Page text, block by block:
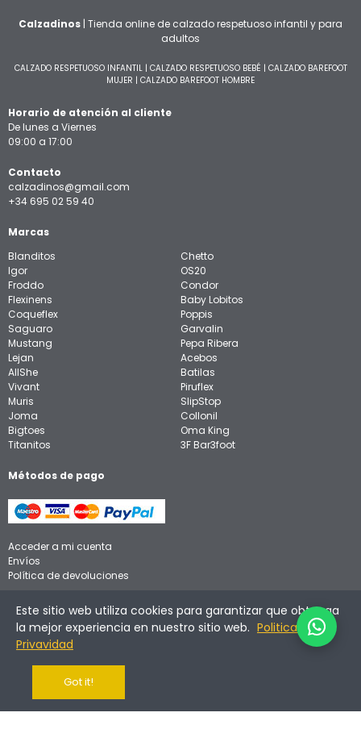
Calzadinos | Tienda online de calzado respetuoso infantil y para
adultos
CALZADO RESPETUOSO INFANTIL| CALZADO RESPETUOSO BEBÉ | CALZADO BAREFOOT
MUJER | CALZADO BAREFOOT HOMBRE
Horario de atención al cliente
De lunes a Viernes
09:00 a 17:00
Contacto
calzadinos@gmail.com
+34 695 02 59 40
Marcas
Blanditos
Igor
Froddo
Flexinens
Coqueflex
Saguaro
Mustang
Lejan
AllShe
Vivant
Muris
Joma
Bigtoes
Titanitos
Chetto
OS20
Condor
Baby Lobitos
Poppis
Garvalin
Pepa Ribera
Acebos
Batilas
Piruflex
SlipStop
Collonil
Oma King
3F Bar3foot
Métodos de pago
Acceder a mi cuenta
Envíos
Política de devoluciones
Aviso legal
Política de privacidad
Política de cookies
© 2026
Este sitio web utiliza cookies para garantizar que obtenga
la mejor experiencia en nuestro sitio web. Politica de
Privavidad
Got it!